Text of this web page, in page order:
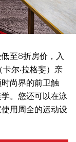
至8折房价，入
尔‧拉格斐）亲
尚界的前卫触
。您还可以在泳
用周全的运动设